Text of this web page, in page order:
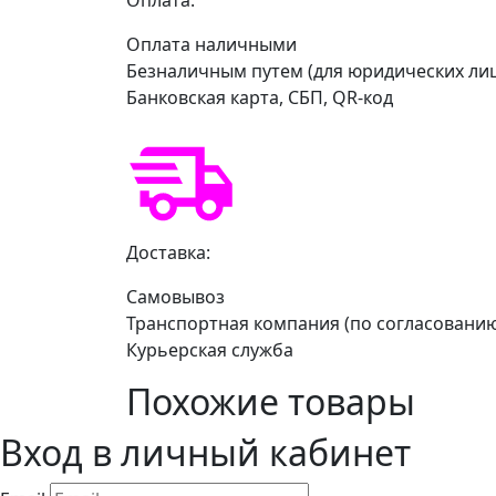
Оплата наличными
Безналичным путем (для юридических
Банковская карта, СБП, QR-код
Доставка:
Самовывоз
Транспортная компания (по
Курьерская служба
Похожие товары
Вход в личный кабинет